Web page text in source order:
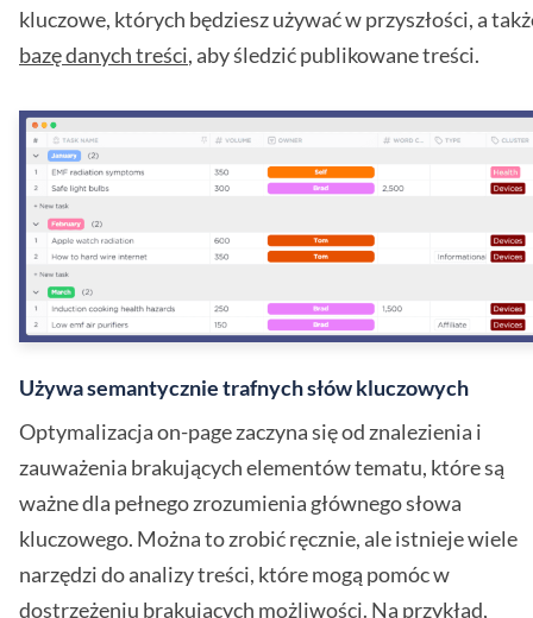
kluczowe, których będziesz używać w przyszłości, a
bazę danych treści, aby śledzić publikowane treści.
Używa semantycznie trafnych słów kluczowych
Optymalizacja on-page zaczyna się od znalezienia i
zauważenia brakujących elementów tematu, które są
ważne dla pełnego zrozumienia głównego słowa
kluczowego. Można to zrobić ręcznie, ale istnieje wiele
narzędzi do analizy treści, które mogą pomóc w
dostrzeżeniu brakujących możliwości. Na przykład,